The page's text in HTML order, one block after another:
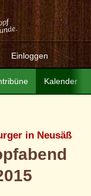
Einloggen
Kalender
in Neusäß